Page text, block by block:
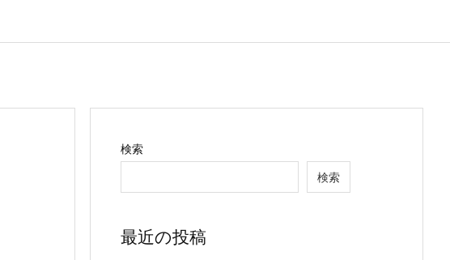
検索
検索
最近の投稿